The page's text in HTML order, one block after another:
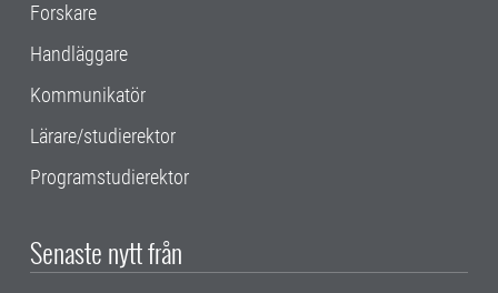
Forskare
Handläggare
Kommunikatör
Lärare/studierektor
Programstudierektor
Senaste nytt från